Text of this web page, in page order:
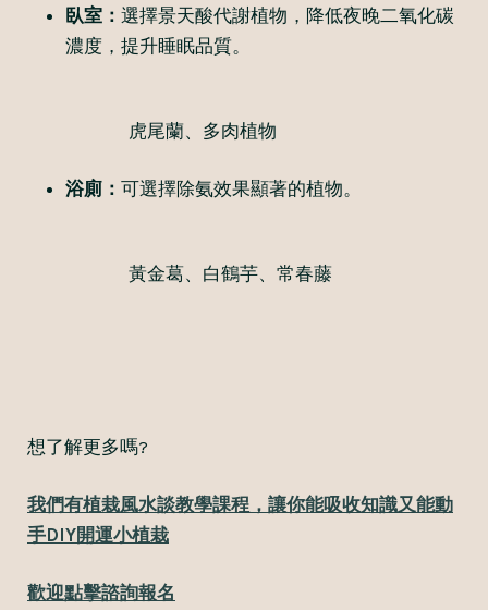
臥室： 選擇景天酸代謝植物，降低夜晚二氧化碳
濃度，提升睡眠品質。
虎尾蘭、多肉植物
浴廁： 可選擇除氨效果顯著的植物。
黃金葛、白鶴芋、常春藤
想了解更多嗎?
我們有植栽風水談教學課程，讓你能吸收知識又能動
手DIY開運小植栽
歡迎點擊諮詢報名